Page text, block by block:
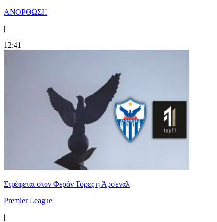
ΑΝΟΡΘΩΣΗ
|
12:41
Στρέφεται στον Φεράν Τόρες η Άρσεναλ
Premier League
|